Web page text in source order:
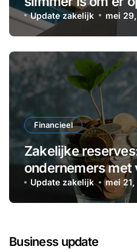
denken
Update zakelijk mei
Financieel
Zakelijke
ondernemers met
voorlopig niet
Update zakelijk mei
Business update